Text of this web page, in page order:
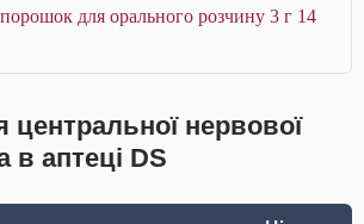
для орального розчину 3 г 14
центральної нервової
в аптеці DS